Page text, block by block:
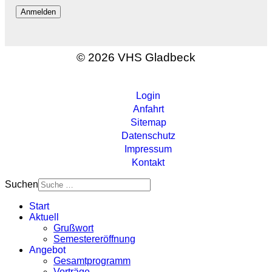
Anmelden
© 2026 VHS Gladbeck
Login
Anfahrt
Sitemap
Datenschutz
Impressum
Kontakt
Suchen
Start
Aktuell
Grußwort
Semestereröffnung
Angebot
Gesamtprogramm